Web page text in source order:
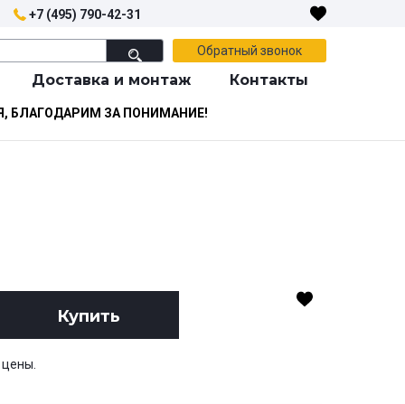
+7 (495) 790-42-31
Обратный звонок
Доставка и монтаж Контакты
БЛАГОДАРИМ ЗА ПОНИМАНИЕ!
Купить